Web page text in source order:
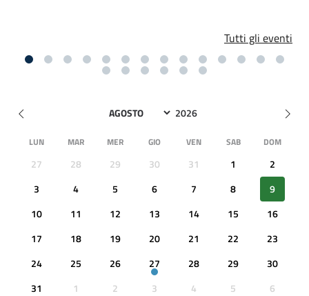
Tutti gli eventi
LUN MAR MER GIO VEN SAB DOM
27 28 29 30 31 1
2
3
4 5 6 7 8
9
10
11 12 13 14 15
16
17
18 19 20 21 22
23
24
25 26 27 28 29
30
31
1 2 3 4 5 6